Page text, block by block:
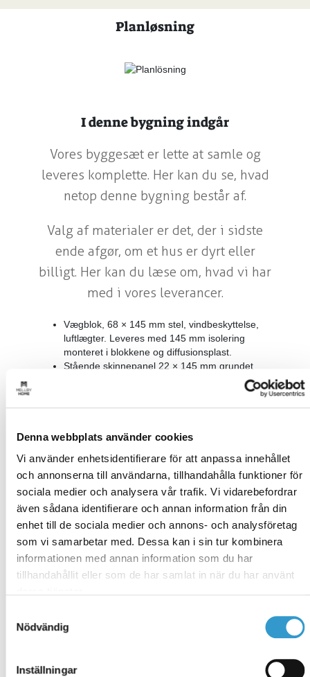
Denna webbplats använder cookies
Vi använder enhetsidentifierare för att anpassa innehållet
och annonserna till användarna, tillhandahålla funktioner för
sociala medier och analysera vår trafik. Vi vidarebefordrar
även sådana identifierare och annan information från din
enhet till de sociala medier och annons- och analysföretag
som vi samarbetar med. Dessa kan i sin tur kombinera
informationen med annan information som du har
tillhandahållit eller som de har samlat in när du har använt
Nödvändig
Inställningar
Planløsning
I denne bygning indgår
Vores byggesæt er lette at samle og
leveres komplette. Her kan du se, hvad
netop denne bygning består af.
Valg af materialer er det, der i sidste
ende afgør, om et hus er dyrt eller
billigt. Her kan du læse om, hvad vi har
med i vores leverancer.
Vægblok, 68 × 145 mm stel, vindbeskyttelse,
luftlægter. Leveres med 145 mm isolering
monteret i blokkene og diffusionsplast.
Stående skinnepanel 22 × 145 mm grundet
Ekstra lineal og isolering for yderligere 70 mm
isolering.
løst.
Vinduer fra Elitfönster, alu beklædt med U-værdi
1,0. Antal og mål efter plantegning. Leveres
samlet i vægblokke med udvendig foring og
plader.
1,0. Antal og mål efter plantegning. Leveres
samlet i vægblokke med udvendig foring og
plader.
Yderdøre fra Diplomat Dörrar U-værdi 1,1. Antal
spær.
Indvendigt loft med diffusionsplast, sparsomme